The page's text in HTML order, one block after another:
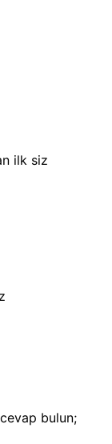
ilk siz
bulun;